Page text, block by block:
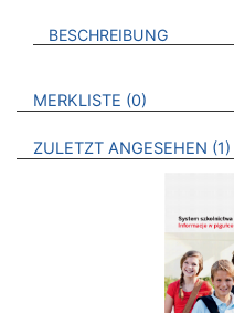
BESCHREIBUNG
VERWEISE AUF
MERKLISTE 0
ZULETZT ANGESEHEN 1